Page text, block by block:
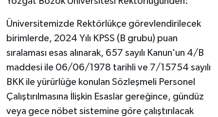
Üniversitemizde Rektörlükçe görevlendirilecek
birimlerde, 2024 Yılı KPSS (B grubu) puan
sıralaması esas alınarak, 657 sayılı Kanun'un 4/B
maddesi ile 06/06/1978 tarihli ve 7/15754 sayılı
BKK ile yürürlüğe konulan Sözleşmeli Personel
Çalıştırılmasına İlişkin Esaslar gereğince, gündüz
veya gece nöbet sistemine göre çalıştırılacak